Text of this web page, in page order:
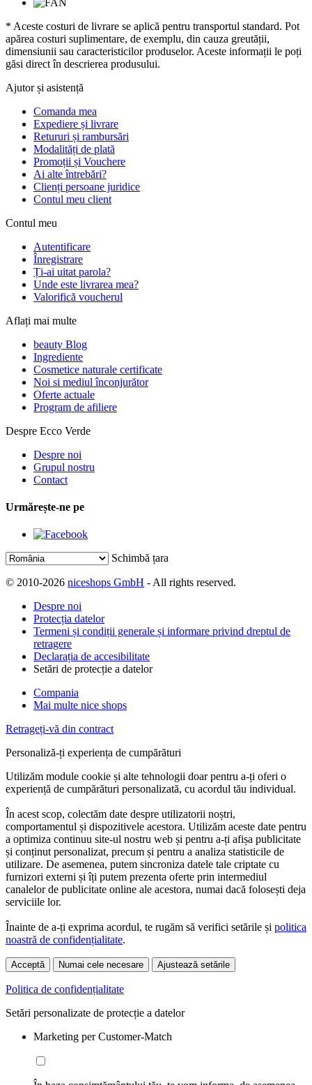
* Aceste costuri de livrare se aplică pentru transportul standard. Pot
apărea costuri suplimentare, de exemplu, din cauza greutății,
dimensiunii sau caracteristicilor produselor. Aceste informații le poți
găsi direct în descrierea produsului.
Ajutor și asistență
Comanda mea
Expediere și livrare
Retururi și rambursări
Modalități de plată
Promoții și Vouchere
Ai alte întrebări?
Clienți persoane juridice
Contul meu client
Contul meu
Autentificare
Înregistrare
Ți-ai uitat parola?
Unde este livrarea mea?
Valorifică voucherul
Aflați mai multe
beauty Blog
Ingrediente
Cosmetice naturale certificate
Noi si mediul înconjurător
Oferte actuale
Program de afiliere
Despre Ecco Verde
Despre noi
Grupul nostru
Contact
Urmărește-ne pe
Schimbă țara
© 2010-2026 niceshops GmbH - All rights reserved.
Despre noi
Protecția datelor
Termeni și condiții generale și informare privind dreptul de
retragere
Declarația de accesibilitate
Setări de protecție a datelor
Compania
Mai multe nice shops
Retrageți-vă din contract
Personaliză-ți experiența de cumpărături
Utilizăm module cookie și alte tehnologii doar pentru a-ți oferi o
experiență de cumpărături personalizată, cu acordul tău individual.
În acest scop, colectăm date despre utilizatorii noștri,
comportamentul și dispozitivele acestora. Utilizăm aceste date pentru
a optimiza continuu site-ul nostru web și pentru a-ți afișa publicitate
și conținut personalizat, precum și pentru a analiza statisticile de
utilizare. De asemenea, putem sincroniza datele tale criptate cu
furnizori externi și îți putem prezenta oferte prin intermediul
canalelor de publicitate online ale acestora, numai dacă folosești deja
serviciile lor.
Înainte de a-ți exprima acordul, te rugăm să verifici setările și politica
noastră de confidențialitate.
Acceptă Numai cele necesare Ajustează setările
Politica de confidențialitate
Setări personalizate de protecție a datelor
Marketing per Customer-Match